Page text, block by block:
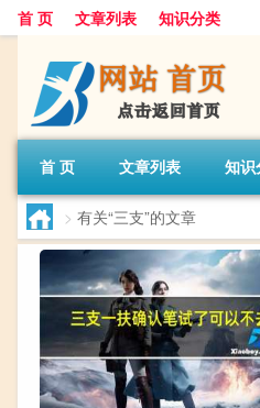
首 页 文章列表 知识分类
首 页 文章列表 知识
> 有关“三支”的文章